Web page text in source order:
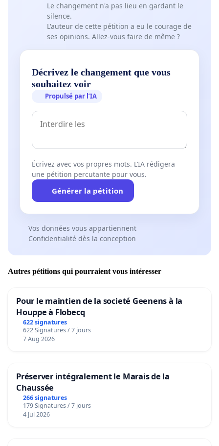
Le changement n'a pas lieu en gardant le
silence.
L'auteur de cette pétition a eu le courage de
ses opinions. Allez-vous faire de même ?
Décrivez le changement que vous
souhaitez voir
Propulsé par l’IA
Écrivez avec vos propres mots. L’IA rédigera
une pétition percutante pour vous.
Générer la pétition
Vos données vous appartiennent
Confidentialité dès la conception
Autres pétitions qui pourraient vous intéresser
Pour le maintien de la societé Geenens à la
Houppe à Flobecq
622 signatures
622 Signatures / 7 jours
7 Aug 2026
Préserver intégralement le Marais de la
Chaussée
266 signatures
179 Signatures / 7 jours
4 Jul 2026